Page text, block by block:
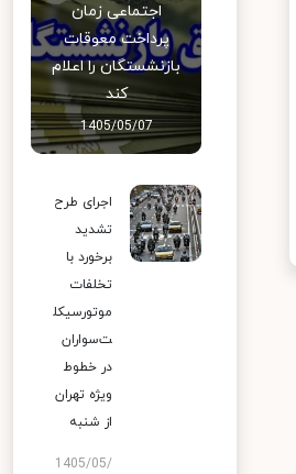
اجتماعی زمان
پرداخت معوقات
بازنشستگان را اعلام
کند
1405/05/07
اجرای طرح
تشدید
برخورد با
تخلفات
موتورسیکل
ت‌سواران
در خطوط
ویژه تهران
از شنبه
1405/05/